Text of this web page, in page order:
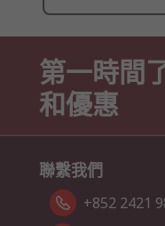
第一時間
和優惠
聯繫我們
+852 2421